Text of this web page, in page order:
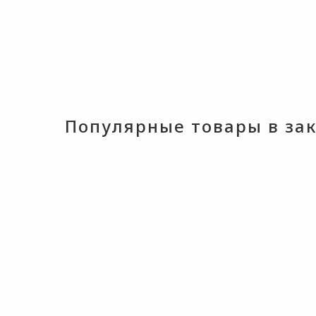
Популярные товары в